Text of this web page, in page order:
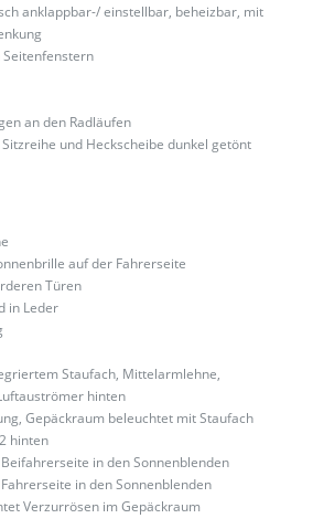
anklappbar-/ einstellbar, beheizbar, mit
an den Radläufen
und Heckscheibe dunkel getönt
auf der Fahrerseite
Türen
in Leder
Staufach, Mittelarmlehne,
hinten
Gepäckraum beleuchtet mit Staufach
hinten
in den Sonnenblenden
in den Sonnenblenden
Verzurrösen im Gepäckraum